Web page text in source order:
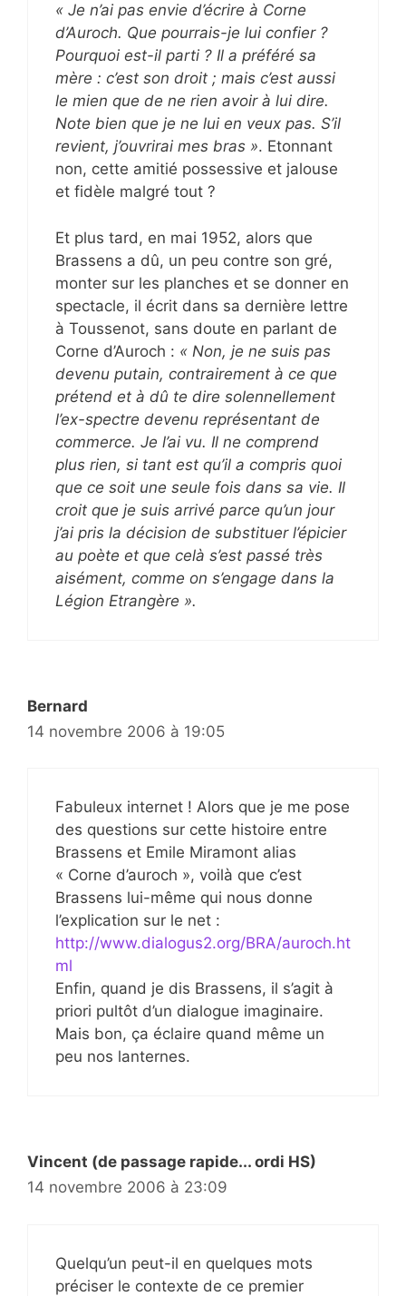
« Je n’ai pas envie d’écrire à Corne
d’Auroch. Que pourrais-je lui confier ?
Pourquoi est-il parti ? Il a préféré sa
mère : c’est son droit ; mais c’est aussi
le mien que de ne rien avoir à lui dire.
Note bien que je ne lui en veux pas. S’il
revient, j’ouvrirai mes bras ». Etonnant
non, cette amitié possessive et jalouse
et fidèle malgré tout ?
Et plus tard, en mai 1952, alors que
Brassens a dû, un peu contre son gré,
monter sur les planches et se donner en
spectacle, il écrit dans sa dernière lettre
à Toussenot, sans doute en parlant de
Corne d’Auroch : « Non, je ne suis pas
devenu putain, contrairement à ce que
prétend et à dû te dire solennellement
l’ex-spectre devenu représentant de
commerce. Je l’ai vu. Il ne comprend
plus rien, si tant est qu’il a compris quoi
que ce soit une seule fois dans sa vie. Il
croit que je suis arrivé parce qu’un jour
j’ai pris la décision de substituer l’épicier
au poète et que celà s’est passé très
aisément, comme on s’engage dans la
Légion Etrangère ».
Bernard
14 novembre 2006 à 19:05
Fabuleux internet ! Alors que je me pose
des questions sur cette histoire entre
Brassens et Emile Miramont alias
« Corne d’auroch », voilà que c’est
Brassens lui-même qui nous donne
l’explication sur le net :
http://www.dialogus2.org/BRA/auroch.ht
ml
Enfin, quand je dis Brassens, il s’agit à
priori pultôt d’un dialogue imaginaire.
Mais bon, ça éclaire quand même un
peu nos lanternes.
Vincent (de passage rapide... ordi HS)
14 novembre 2006 à 23:09
Quelqu’un peut-il en quelques mots
préciser le contexte de ce premier